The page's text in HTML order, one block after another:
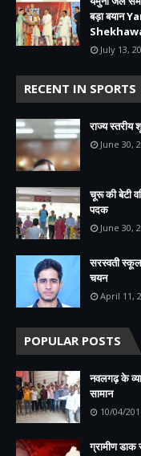
बड़ा बयान
July 13,
RECENT IN SPORTS
राज्य स्तरीय
June 30,
चूरू की बेटी
पदक
June 30,
सरस्वती
चयन
April 11,
POPULAR POSTS
नवलगढ़ के
सामान
10/04/
ग्रामीण